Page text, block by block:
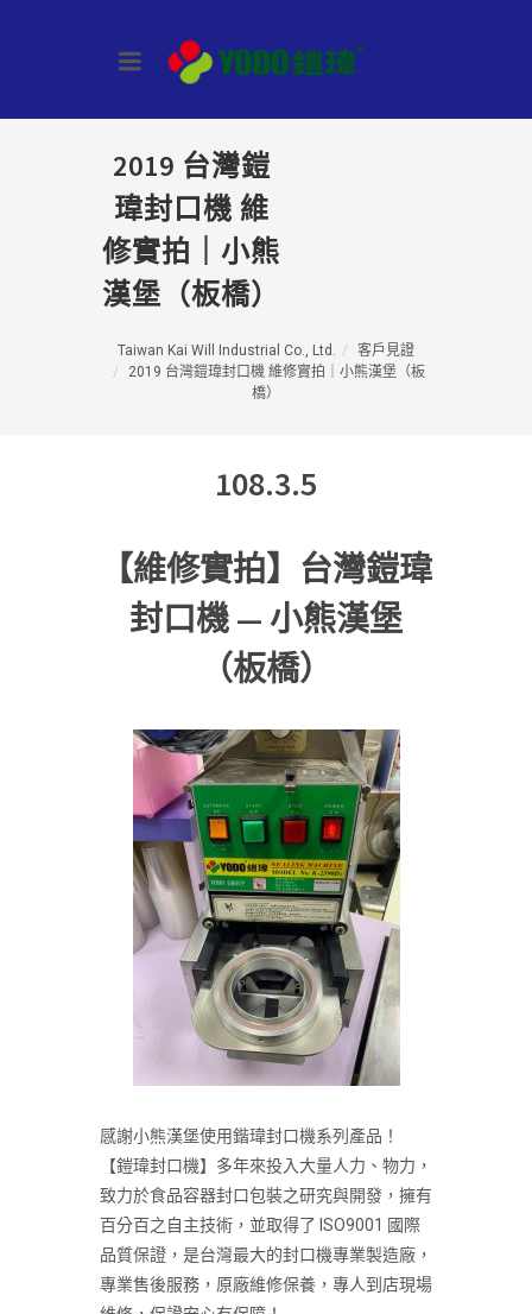
2019 台灣鎧
瑋封口機 維
修實拍｜小熊
漢堡（板橋）
Taiwan Kai Will Industrial Co., Ltd.
客戶見證
2019 台灣鎧瑋封口機 維修實拍｜小熊漢堡（板
橋）
108.3.5
【維修實拍】台灣鎧瑋
封口機 — 小熊漢堡
（板橋）
感謝小熊漢堡使用鍇瑋封口機系列產品！
【鎧瑋封口機】多年來投入大量人力、物力，
致力於食品容器封口包裝之研究與開發，擁有
百分百之自主技術，並取得了 ISO9001 國際
品質保證，是台灣最大的封口機專業製造廠，
專業售後服務，原廠維修保養，專人到店現場